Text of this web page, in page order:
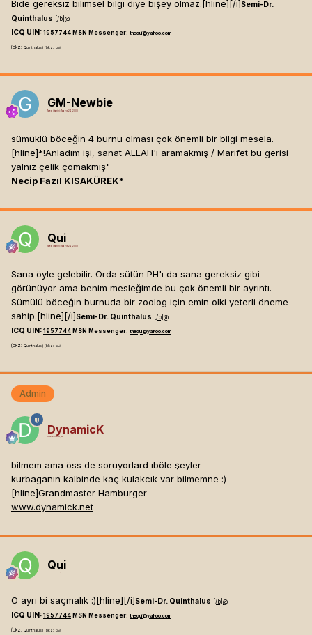
Bide gereksiz bilimsel bilgi diye bişey olmaz.[hline] [/i] Semi-Dr.
Quinthalus
[/b] @
ICQ UIN: 1957744 MSN Messenger: thequi@yahoo.com
(bkz: Quinthalus) (bkz: Qui)
GM-Newbie
Mesaj tarihi: Mayıs 24, 2003
sümüklü böceğin 4 burnu olması çok önemli bir bilgi mesela.
[hline]*!Anladım işi, sanat ALLAH'ı aramakmış / Marifet bu gerisi
yalnız çelik çomakmış"
Necip Fazıl KISAKÜREK*
Qui
Mesaj tarihi: Mayıs 24, 2003
Sana öyle gelebilir. Orda sütün PH'ı da sana gereksiz gibi
görünüyor ama benim mesleğimde bu çok önemli bir ayrıntı.
Sümülü böceğin burnuda bir zoolog için emin olki yeterli öneme
sahip.[hline][/i]Semi-Dr. Quinthalus [/b] @
ICQ UIN: 1957744 MSN Messenger: thequi@yahoo.com
(bkz: Quinthalus) (bkz: Qui)
Admin
DynamicK
bilmem ama öss de soruyorlard ıböle şeyler
kurbaganın kalbinde kaç kulakcık var bilmemne :)
[hline]Grandmaster Hamburger
www.dynamick.net
Qui
O ayrı bi saçmalık :)[hline][/i]Semi-Dr. Quinthalus [/b] @
ICQ UIN: 1957744 MSN Messenger: thequi@yahoo.com
(bkz: Quinthalus) (bkz: Qui)